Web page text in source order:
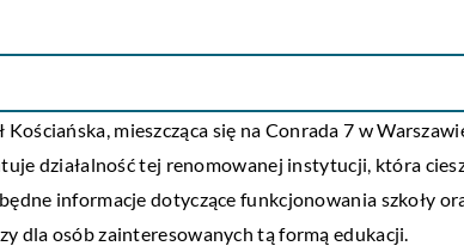
Kościańska, mieszcząca się na Conrada 7 w
działalność tej renomowanej instytucji, która
informacje dotyczące funkcjonowania szkoły
dla osób zainteresowanych tą formą edukacji.